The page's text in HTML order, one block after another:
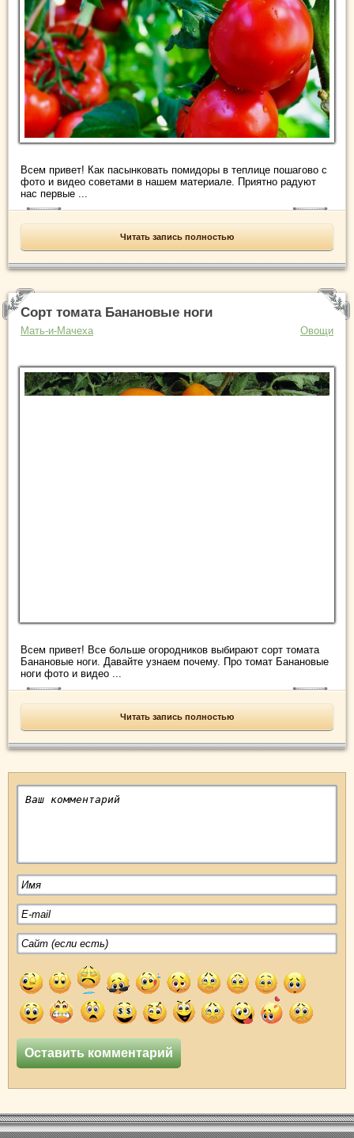
Всем привет! Как пасынковать помидоры в теплице пошагово с
фото и видео советами в нашем материале. Приятно радуют
нас первые ...
Читать запись полностью
Сорт томата Банановые ноги
Мать-и-Мачеха Овощи
Всем привет! Все больше огородников выбирают сорт томата
Банановые ноги. Давайте узнаем почему. Про томат Банановые
ноги фото и видео ...
Читать запись полностью